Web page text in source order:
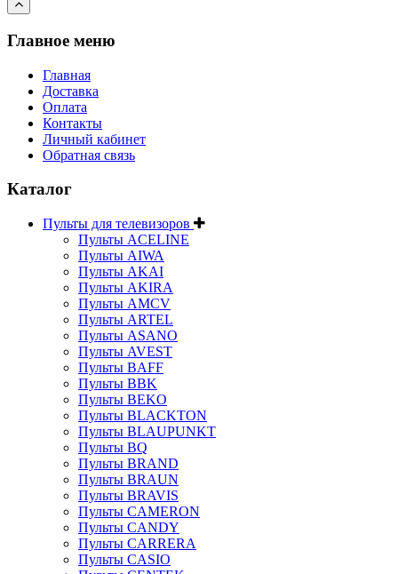
Главное меню
Главная
Доставка
Оплата
Контакты
Личный кабинет
Обратная связь
Каталог
Пульты для телевизоров
Пульты ACELINE
Пульты AIWA
Пульты AKAI
Пульты AKIRA
Пульты AMCV
Пульты ARTEL
Пульты ASANO
Пульты AVEST
Пульты BAFF
Пульты BBK
Пульты BEKO
Пульты BLACKTON
Пульты BLAUPUNKT
Пульты BQ
Пульты BRAND
Пульты BRAUN
Пульты BRAVIS
Пульты CAMERON
Пульты CANDY
Пульты CARRERA
Пульты CASIO